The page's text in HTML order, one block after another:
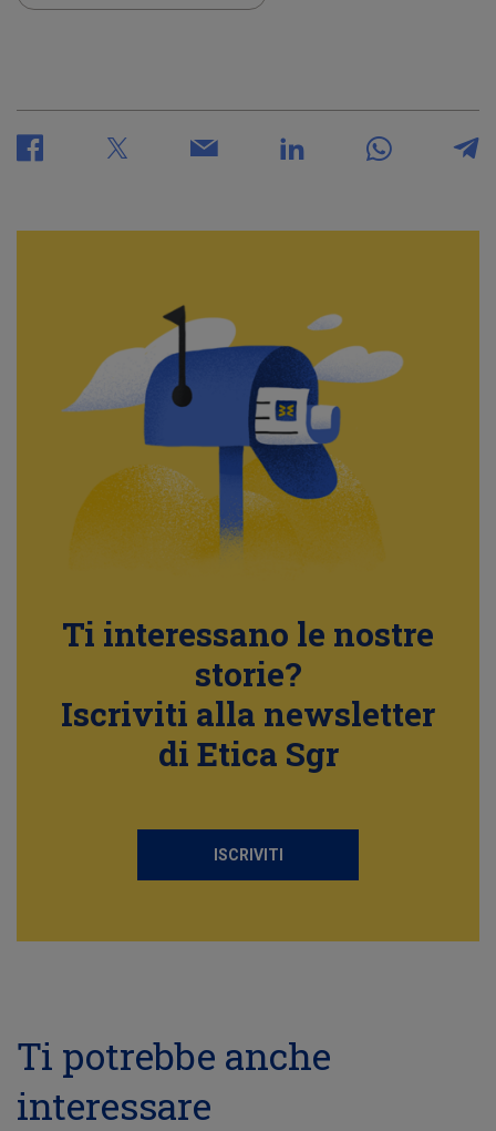
Ti interessano le nostre
storie?
Iscriviti alla newsletter
di Etica Sgr
ISCRIVITI
Ti potrebbe anche
interessare